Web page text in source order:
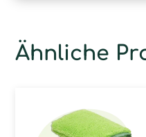
Ähnliche